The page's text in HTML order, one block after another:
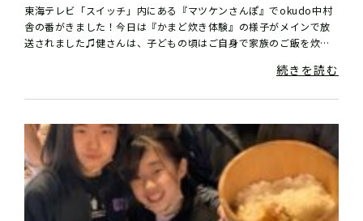
東海テレビ「スイッチ」内にある『マツケンさんぽ』でokudo中村
舎の番がきました！今日は『かまど炊き体験』の様子がメインで放
送されました♫健さんは、子どもの頃はご自身で家族のご飯を炊い
続きを読む